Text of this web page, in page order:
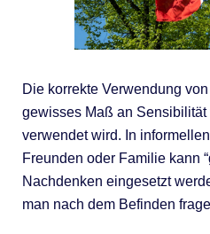
Die korrekte Verwendung von
gewisses Maß an
verwendet wird. In
Freunden oder Familie kann
Nachdenken eingesetzt
man nach dem Befinden